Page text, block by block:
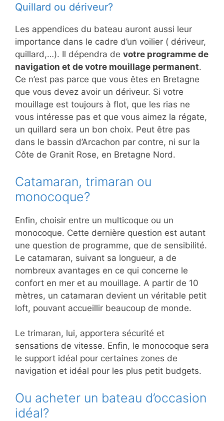
Quillard ou dériveur?
Les appendices du bateau auront aussi leur
importance dans le cadre d’un voilier ( dériveur,
quillard,…). Il dépendra de votre programme de
navigation et de votre mouillage permanent.
Ce n’est pas parce que vous êtes en Bretagne
que vous devez avoir un dériveur. Si votre
mouillage est toujours à flot, que les rias ne
vous intéresse pas et que vous aimez la régate,
un quillard sera un bon choix. Peut être pas
dans le bassin d’Arcachon par contre, ni sur la
Côte de Granit Rose, en Bretagne Nord.
Catamaran, trimaran ou
monocoque?
Enfin, choisir entre un multicoque ou un
monocoque. Cette dernière question est autant
une question de programme, que de sensibilité.
Le catamaran, suivant sa longueur, a de
nombreux avantages en ce qui concerne le
confort en mer et au mouillage. A partir de 10
mètres, un catamaran devient un véritable petit
loft, pouvant accueillir beaucoup de monde.
Le trimaran, lui, apportera sécurité et
sensations de vitesse. Enfin, le monocoque sera
le support idéal pour certaines zones de
navigation et idéal pour les plus petit budgets.
Ou acheter un bateau d’occasion
idéal?